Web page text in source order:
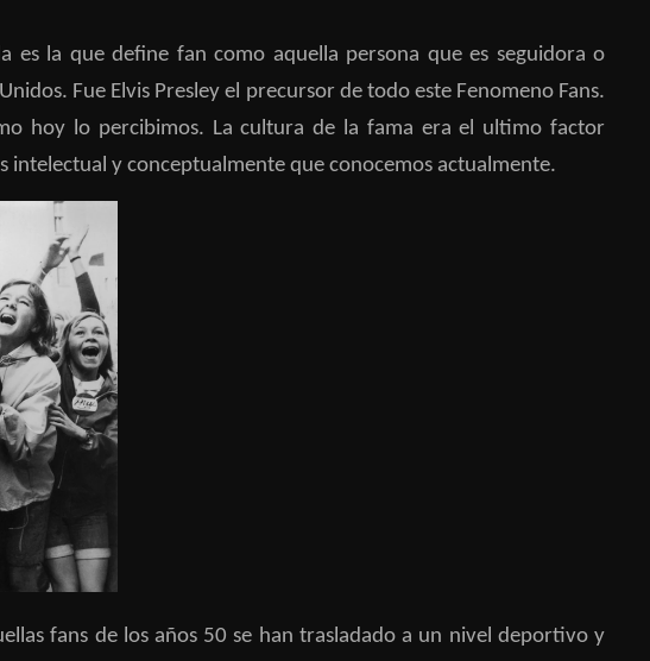
es la que define fan como aquella persona que es seguidora o
Fue Elvis Presley el precursor de todo este Fenomeno Fans.
hoy lo percibimos. La cultura de la fama era el ultimo factor
y conceptualmente que conocemos actualmente.
fans de los años 50 se han trasladado a un nivel deportivo y